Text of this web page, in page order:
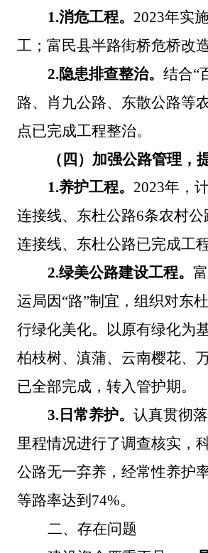
1.消危工程。 2023年实
工；富民县半路街桥危桥改
2.隐患排查整治。 结合“
路、肖九公路、东散公路等
点已完成工程整治。
（四）加强公路管理 ，
1.养护工程。 2023年，
连接线、东杜公路6条农村公
连接线、东杜公路已完成工
2.绿美公路建设工程。
运局因“路”制宜，组织对东
行绿化美化。以原有绿化为
柏枝树、滇蒲、云南樱花、
已全部完成，转入管护期。
3. 日常养护。 认真贯彻
里程情况进行了调查核实，
公路无一弃养，经常性养护
等路率达到 74%。
二、 存在问题